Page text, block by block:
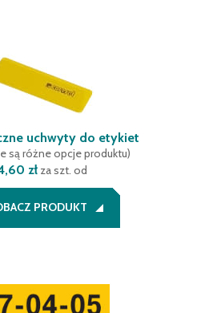
uchwyty do etykiet
są różne opcje produktu)
złza szt. od
PRODUKT